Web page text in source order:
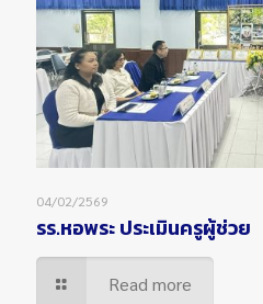
04/02/2569
รร.หอพระ ประเมินครูผู้ช่วย
Read more